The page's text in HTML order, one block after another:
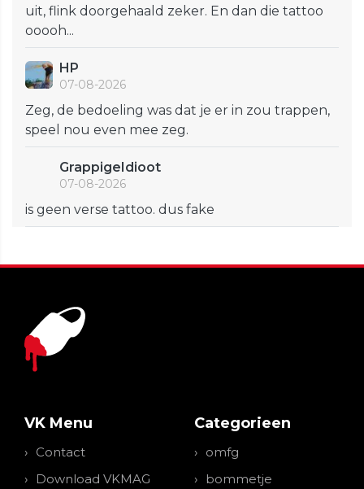
uit, flink doorgehaald zeker. En dan die tattoo
ooooh...
HP
07-08-2026
Zeg, de bedoeling was dat je er in zou trappen,
speel nou even mee zeg.
GrappigeIdioot
07-08-2026
is geen verse tattoo. dus fake
VK Menu
Contact
Download VKMAG
Categorieen
omfg
bommetje